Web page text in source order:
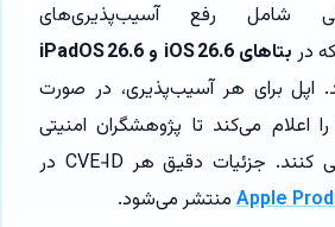
شامل رفع آسیب‌پذیری‌های
در بتاهای iOS 26.6 و iPadOS 26.6
اپل برای هر آسیب‌پذیری، در صورت
را اعلام می‌کند تا پژوهشگران امنیتی
بتوانند به‌راحتی ردیابی کنند. جزئیات دقیق هر CVE‑ID در
Apple منتشر می‌شود.